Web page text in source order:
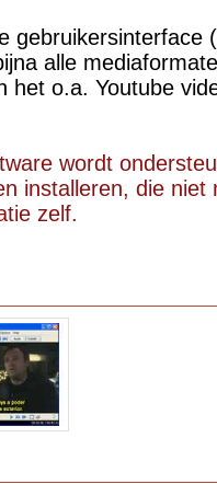
gebruikersinterface
alle
het o.a. Youtube
wordt
installeren, die niet
zelf.